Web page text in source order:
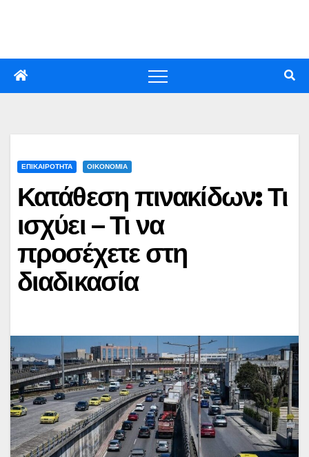
ΕΠΙΚΑΙΡΟΤΗΤΑ ΟΙΚΟΝΟΜΙΑ
Κατάθεση πινακίδων: Τι
ισχύει – Τι να
προσέχετε στη
διαδικασία